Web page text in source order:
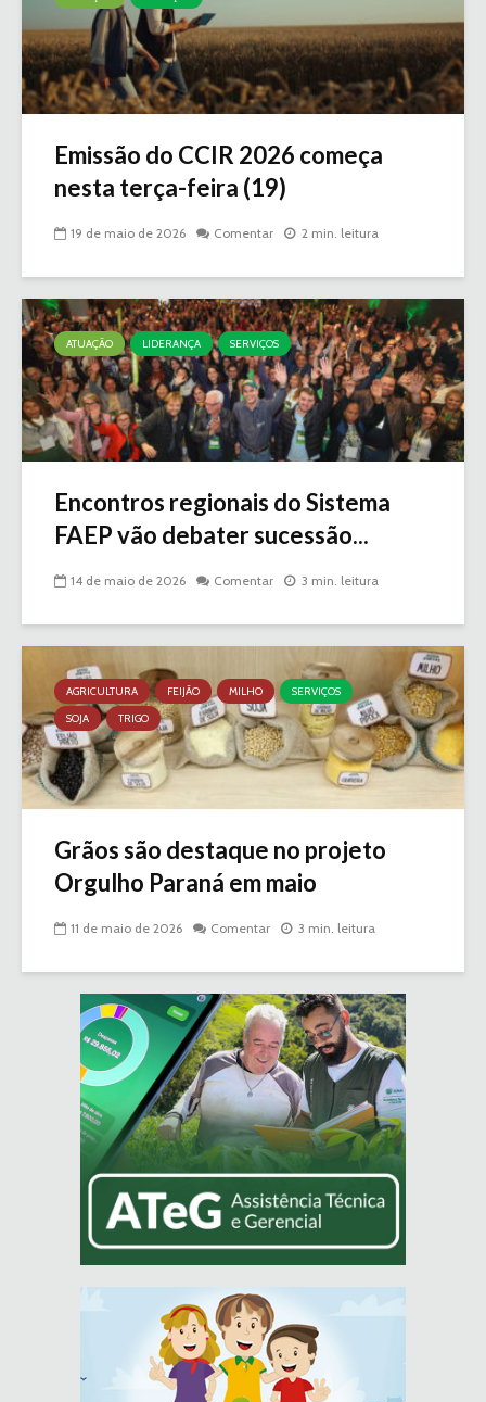
Emissão do CCIR 2026 começa
nesta terça-feira (19)
19 de maio de 2026 Comentar 2 min. leitura
ATUAÇÃO LIDERANÇA SERVIÇOS
Encontros regionais do Sistema
FAEP vão debater sucessão...
14 de maio de 2026 Comentar 3 min. leitura
AGRICULTURA FEIJÃO MILHO
SERVIÇOS
SOJA
TRIGO
Grãos são destaque no projeto
Orgulho Paraná em maio
11 de maio de 2026 Comentar 3 min. leitura